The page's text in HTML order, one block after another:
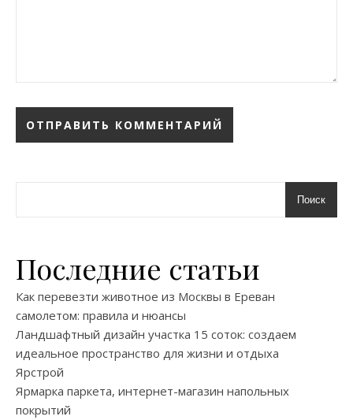
Поиск
Последние статьи
Как перевезти животное из Москвы в Ереван
самолетом: правила и нюансы
Ландшафтный дизайн участка 15 соток: создаем
идеальное пространство для жизни и отдыха
Ярстрой
Ярмарка паркета, интернет-магазин напольных
покрытий